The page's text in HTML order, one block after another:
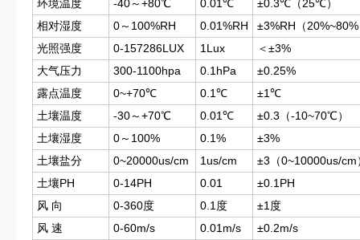
环境温度 -40～+80℃ 0.01℃
±0.3℃（25℃）
相对湿度
0～100%RH 0.01%RH
±3%RH（
光照强度
0-157286LUX 1Lux
＜±3%
大气压力
300-1100hpa 0.1hPa
±0.25%
露点温度
0~+70℃ 0.1℃
±1℃
土壤温度
-30～+70℃ 0.01℃
±0.3（-10~70℃）
土壤湿度
0～100% 0.1%
±3%
土壤盐分
0~20000us/cm 1us/cm
±3（0~10000us/cm
土壤PH
0-14PH 0.01
±0.1PH
风 向
0-360度 0.1度
±1度
风 速
0-60m/s 0.01m/s
±0.2m/s